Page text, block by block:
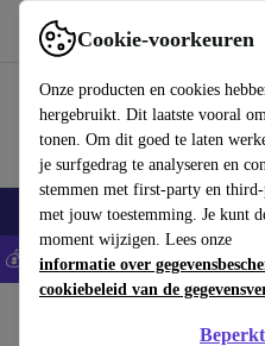
Cookie-voorkeuren
Onze producten en cookies
hergebruikt. Dit laatste vooral
tonen. Om dit goed te laten
je surfgedrag te analyseren en
stemmen met first-party en
met jouw toestemming. Je kunt
moment wijzigen. Lees onze
informatie over
cookiebeleid van de
Gebruik refurbed snel en eenvoudig
Smartphones Laptops Tablets
💰Bespaar 5% EXTRA op alle